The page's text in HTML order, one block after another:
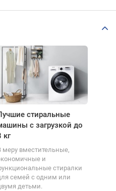
стиральные
с загрузкой до
кг
меру вместительные,
и
стиралки
семей с одним или
детьми.